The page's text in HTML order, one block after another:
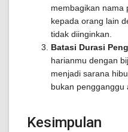
membagikan nama
kepada orang lain
tidak diinginkan.
Batasi Durasi
harianmu dengan
menjadi sarana
bukan pengganggu
Kesimpulan